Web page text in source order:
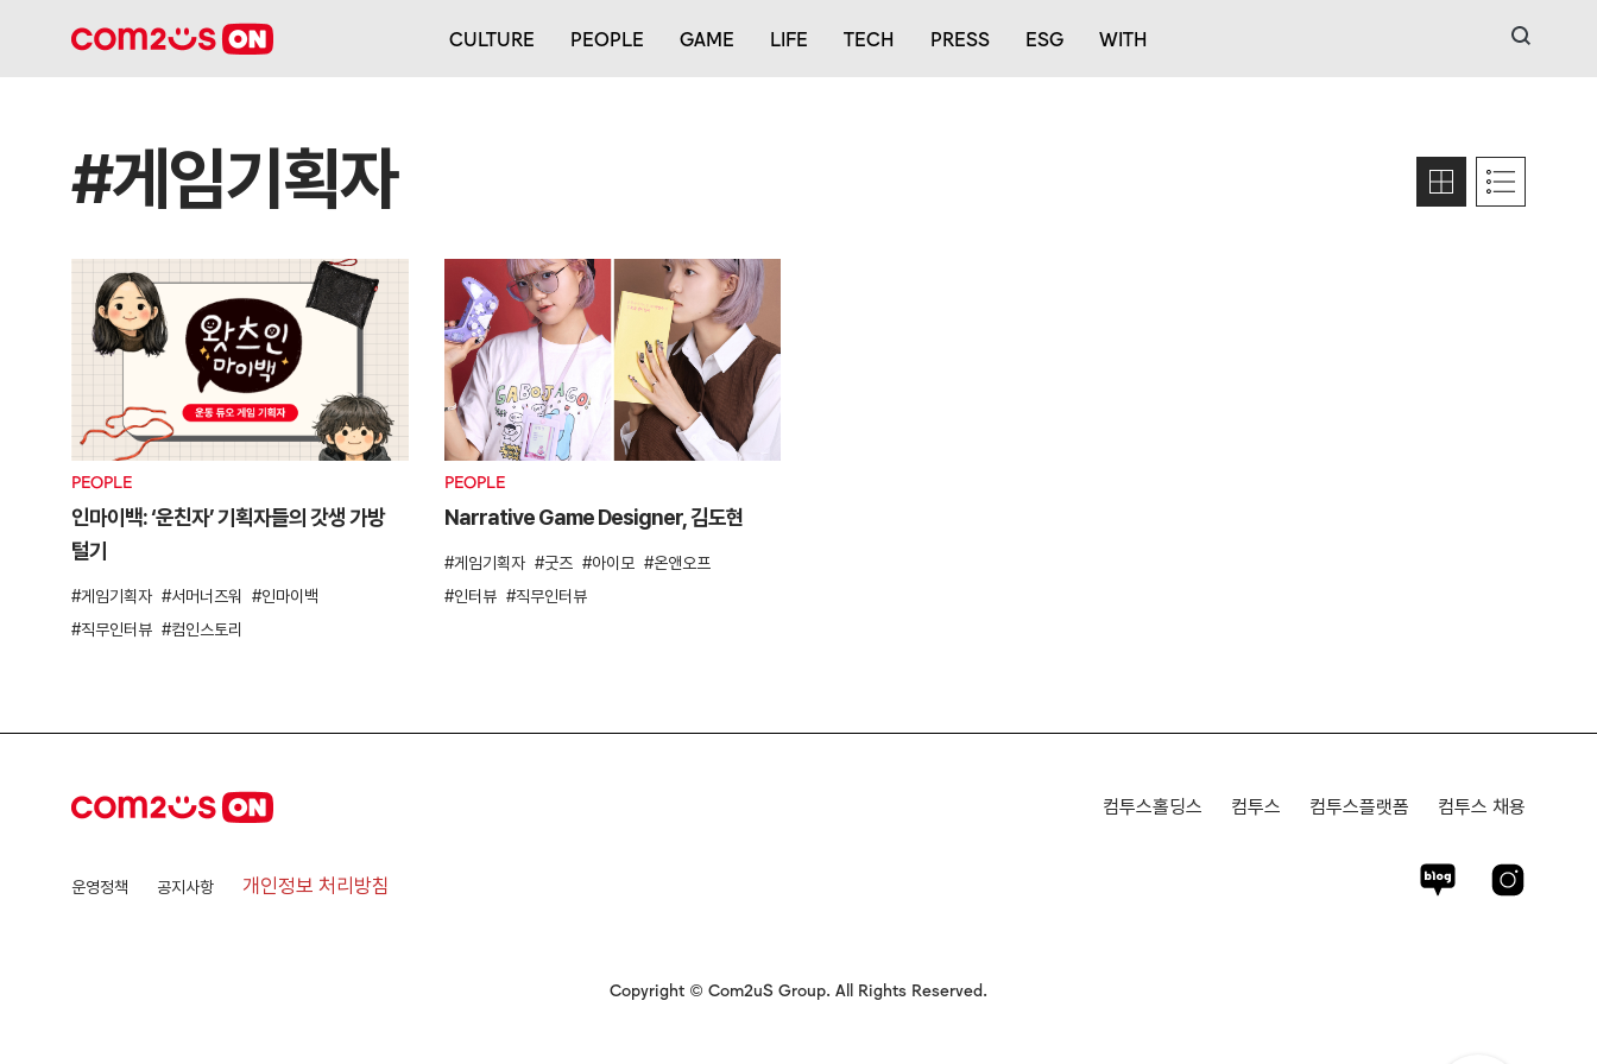
CULTURE PEOPLE GAME LIFE TECH PRESS ESG WITH 검색
#게임기획자
PEOPLE
인마이백: ‘운친자’ 기획자들의 갓생 가방
털기
게임기획자 서머너즈워
인마이백
직무인터뷰
컴인스토리
PEOPLE
Narrative Game Designer, 김도현
게임기획자 굿즈 아이모
온앤오프
인터뷰
직무인터뷰
운영정책 공지사항 개인정보 처리방침
컴투스홀딩스 컴투스 컴투스플랫폼 컴투스 채용
Copyright © Com2uS Group. All Rights Reserved.